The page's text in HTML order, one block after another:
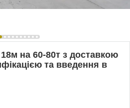
на 60-80т з доставкою
та введення в